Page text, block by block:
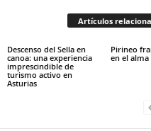
Artículos
Descenso del Sella en
canoa: una experiencia
imprescindible de
turismo activo en
Asturias
Pirineo
en el